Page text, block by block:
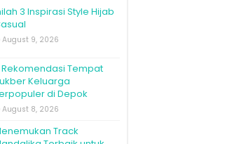
3 Inspirasi Style Hijab
August 9, 2026
Rekomendasi Tempat
Keluarga
di Depok
August 8, 2026
Track